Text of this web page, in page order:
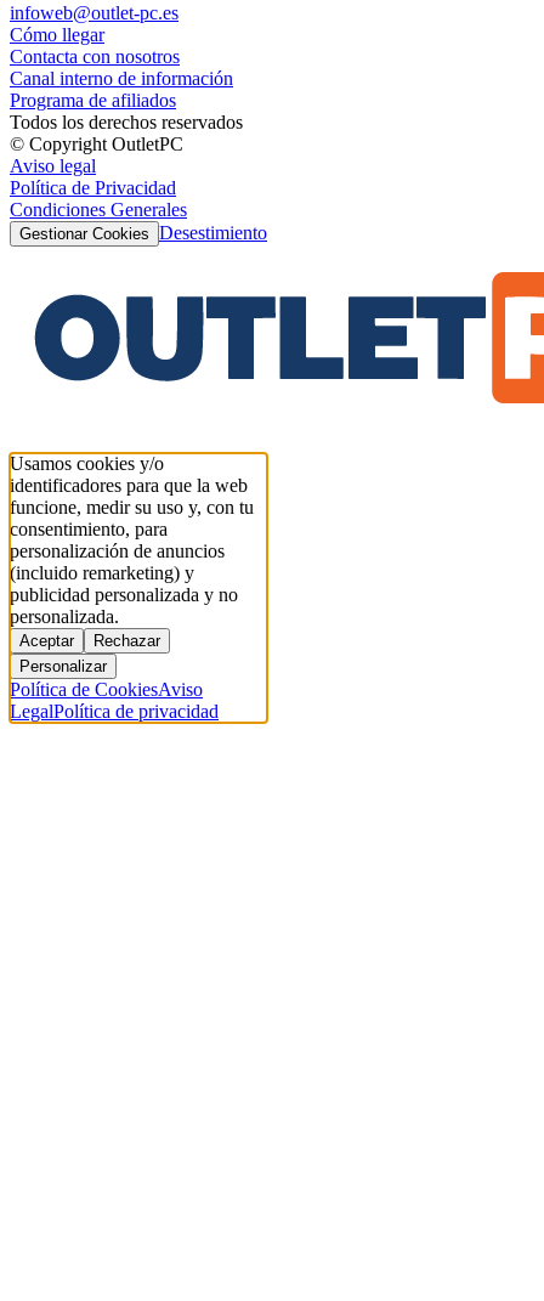
infoweb@outlet-pc.es
Cómo llegar
Contacta con nosotros
Canal interno de información
Programa de afiliados
Todos los derechos reservados
© Copyright OutletPC
Aviso legal
Política de Privacidad
Condiciones Generales
Gestionar Cookies Desestimiento
Usamos cookies y/o
identificadores para que la web
funcione, medir su uso y, con tu
consentimiento, para
personalización de anuncios
(incluido remarketing) y
publicidad personalizada y no
personalizada.
Aceptar
Rechazar
Personalizar
Política de CookiesAviso
LegalPolítica de privacidad